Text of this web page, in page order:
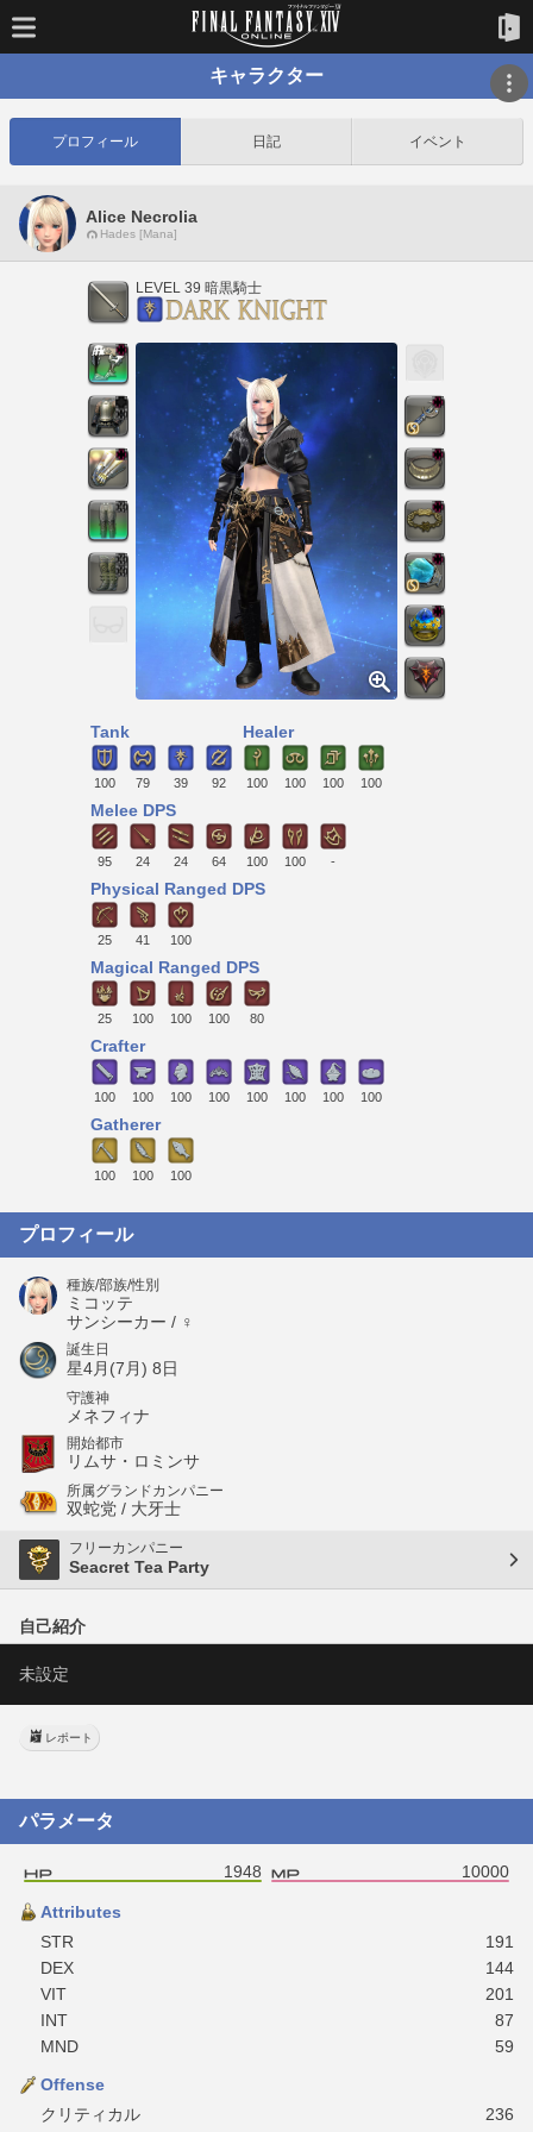
キャラクター
プロフィール 日記 イベント
Alice Necrolia
Hades [Mana]
LEVEL 39 暗黒騎士
Tank
100 79 39 92
Healer
100 100 100 100
Melee DPS
95 24 24 64 100 100 -
Physical Ranged DPS
25 41 100
Magical Ranged DPS
25 100 100 100 80
Crafter
100 100 100 100 100 100 100 100
Gatherer
100 100 100
プロフィール
種族/部族/性別
ミコッテ
サンシーカー / ♀
誕生日
星4月(7月) 8日
守護神
メネフィナ
開始都市
リムサ・ロミンサ
所属グランドカンパニー
双蛇党 / 大牙士
フリーカンパニー
Seacret Tea Party
自己紹介
未設定
レポート
パラメータ
1948 10000
Attributes
STR
191
DEX
144
VIT
201
INT
87
MND
59
Offense
クリティカル
236